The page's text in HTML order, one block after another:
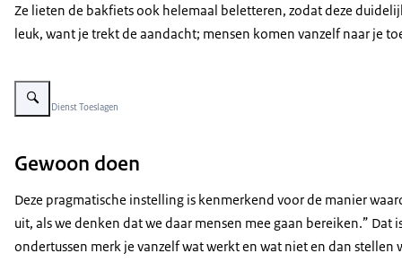
Ze lieten de bakfiets ook helemaal beletteren, zodat deze
leuk, want je trekt de aandacht; mensen komen vanzelf naar je
Vergroot afbeelding De bakfiets van de bibliotheek
Beeld: © Dienst Toeslagen
Gewoon doen
Deze pragmatische instelling is kenmerkend voor de manier
uit, als we denken dat we daar mensen mee gaan bereiken.”
ondertussen merk je vanzelf wat werkt en wat niet en dan stellen